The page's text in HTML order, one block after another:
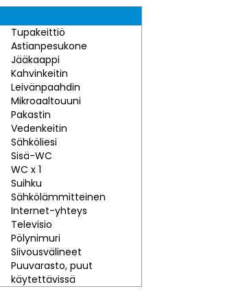
Tupakeittiö
Astianpesukone
Jääkaappi
Kahvinkeitin
Leivänpaahdin
Mikroaaltouuni
Pakastin
Vedenkeitin
Sähköliesi
Sisä-WC
WC x 1
Suihku
Sähkölämmitteinen
Internet-yhteys
Televisio
Pölynimuri
Siivousvälineet
Puuvarasto, puut
käytettävissä